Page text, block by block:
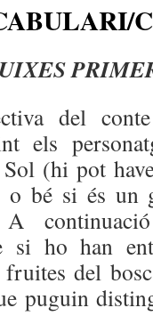
del
els
(hi pot
o bé si és un
si ho han
del
puguin